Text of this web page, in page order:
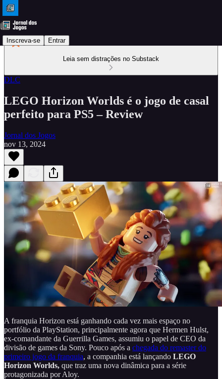
Inscreva-se Entrar
Leia sem distrações no Substack
DLC
LEGO Horizon Worlds é o jogo de casal
perfeito para PS5 – Review
Jornal dos Jogos
nov 13, 2024
A franquia Horizon está ganhando cada vez mais espaço no
portfólio da PlayStation, principalmente agora que Hermen Hulst,
ex-comandante da Guerrilla Games, assumiu o papel de CEO da
divisão de games da Sony. Pouco após a chegada do remaster do
primeiro jogo da franquia, a companhia está lançando LEGO
Horizon Worlds, que traz uma nova dinâmica para a série
protagonizada por Aloy.